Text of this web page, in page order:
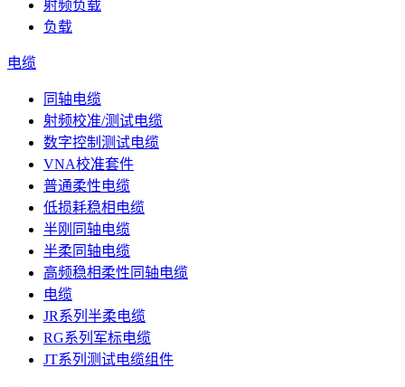
射频负载
负载
电缆
同轴电缆
射频校准/测试电缆
数字控制测试电缆
VNA校准套件
普通柔性电缆
低损耗稳相电缆
半刚同轴电缆
半柔同轴电缆
高频稳相柔性同轴电缆
电缆
JR系列半柔电缆
RG系列军标电缆
JT系列测试电缆组件